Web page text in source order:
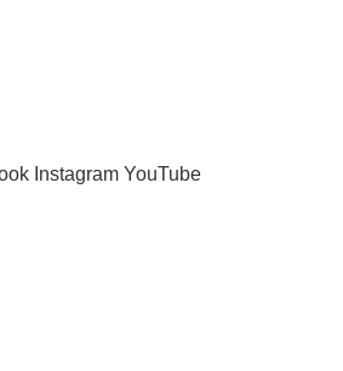
Instagram YouTube